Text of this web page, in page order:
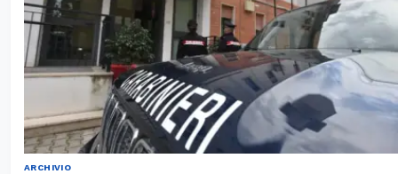
ARCHIVIO